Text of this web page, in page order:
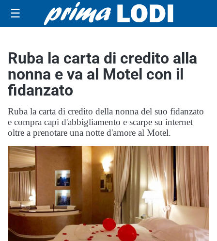
☰
Ruba la carta di credito alla
nonna e va al Motel con il
fidanzato
Ruba la carta di credito della nonna del suo fidanzato
e compra capi d'abbigliamento e scarpe su internet
oltre a prenotare una notte d'amore al Motel.